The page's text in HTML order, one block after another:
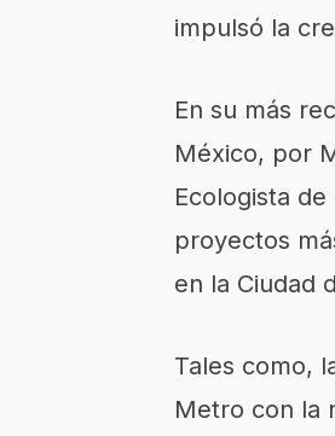
impulsó la
En su más
México, por
Ecologista
proyectos
en la Ciudad
Tales como,
Metro con la